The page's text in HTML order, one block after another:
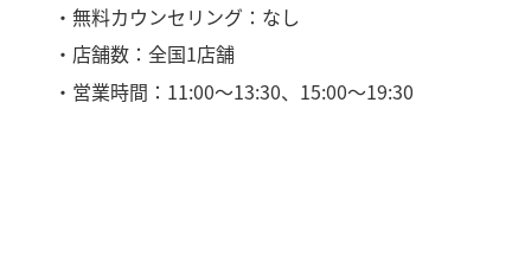
・無料カウンセリング：なし
・店舗数：全国1店舗
・営業時間：11:00〜13:30、15:00〜19:30